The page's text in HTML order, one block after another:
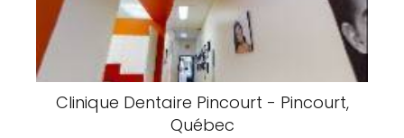
Clinique Dentaire Pincourt - Pincourt,
Québec